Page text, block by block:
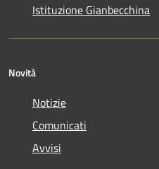
Istituzione Gianbecchina
Novità
Notizie
Comunicati
Avvisi